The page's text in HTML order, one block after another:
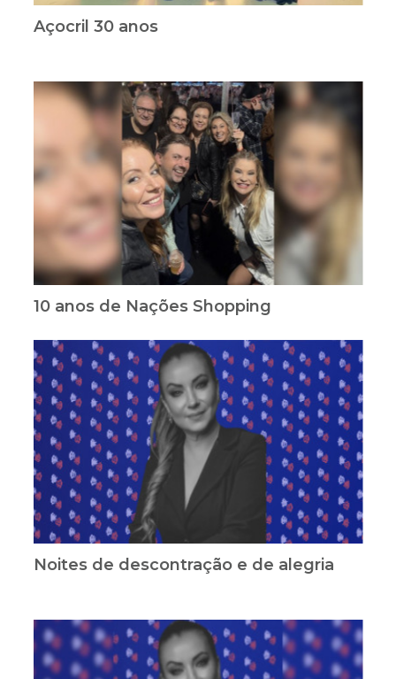
Açocril 30 anos
10 anos de Nações Shopping
Noites de descontração e de alegria